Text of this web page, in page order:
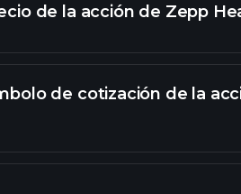
de la acción de Zepp
gráfico avanzado
de cotización de la